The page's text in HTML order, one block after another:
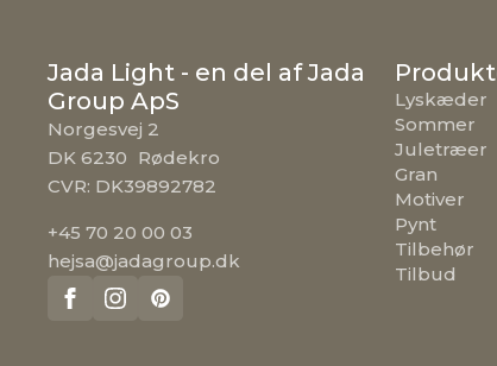
Jada Light - en del af Jada
Group ApS
Norgesvej 2
DK 6230 Rødekro
CVR: DK39892782
+45 70 20 00 03
hejsa@jadagroup.dk
Lyskæder
Sommer
Juletræer
Gran
Motiver
Pynt
Tilbehør
Tilbud